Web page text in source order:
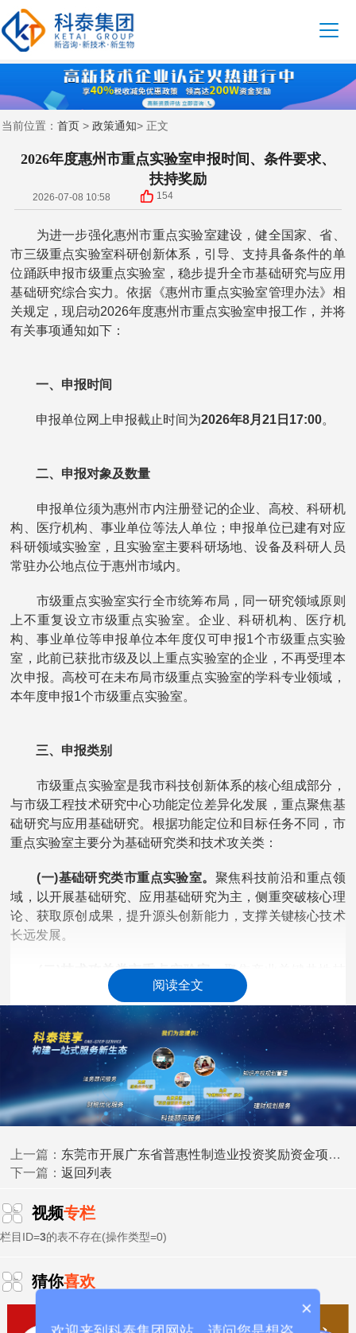
当前位置： 首页 > 政策通知> 正文
2026年度惠州市重点实验室申报时间、条件要求、
扶持奖励
2026-07-08 10:58 154
为进一步强化惠州市重点实验室建设，健全国家、省、
市三级重点实验室科研创新体系，引导、支持具备条件的单
位踊跃申报市级重点实验室，稳步提升全市基础研究与应用
基础研究综合实力。依据《惠州市重点实验室管理办法》相
关规定，现启动2026年度惠州市重点实验室申报工作，并将
有关事项通知如下：
一、申报时间
申报单位网上申报截止时间为2026年8月21日17:00。
二、申报对象及数量
申报单位须为惠州市内注册登记的企业、高校、科研机
构、医疗机构、事业单位等法人单位；申报单位已建有对应
科研领域实验室，且实验室主要科研场地、设备及科研人员
常驻办公地点位于惠州市域内。
市级重点实验室实行全市统筹布局，同一研究领域原则
上不重复设立市级重点实验室。企业、科研机构、医疗机
构、事业单位等申报单位本年度仅可申报1个市级重点实验
室，此前已获批市级及以上重点实验室的企业，不再受理本
次申报。高校可在未布局市级重点实验室的学科专业领域，
本年度申报1个市级重点实验室。
三、申报类别
市级重点实验室是我市科技创新体系的核心组成部分，
与市级工程技术研究中心功能定位差异化发展，重点聚焦基
础研究与应用基础研究。根据功能定位和目标任务不同，市
重点实验室主要分为基础研究类和技术攻关类：
(一)基础研究类市重点实验室。 聚焦科技前沿和重点领
域，以开展基础研究、应用基础研究为主，侧重突破核心理
论、获取原创成果，提升源头创新能力，支撑关键核心技术
长远发展。
(二)技术攻关类市重点实验室。聚焦产业关键共性技
术，以应用基础研究、先进工程技术研发及成果转化为主，
侧重产学研协同，推动技术产业化，提升产业核心竞争力和
自主可控水平。
阅读全文
上一篇： 东莞市开展广东省普惠性制造业投资奖励资金项目入库申报及整体清算时间、条件要求、补助标准
下一篇：返回列表
视频专栏
栏目ID=3的表不存在(操作类型=0)
猜你喜欢
×